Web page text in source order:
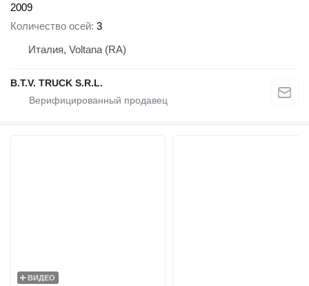
2009
Количество осей 3
Италия, Voltana (RA)
B.T.V. TRUCK S.R.L.
ВИДЕО